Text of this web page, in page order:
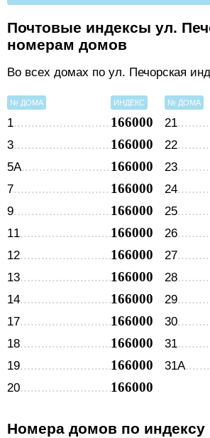
Почтовые индексы ул.
номерам домов
Во всех домах по ул. Печорская
№ ДОМА ИНДЕКС
1 166000
3 166000
5А 166000
7 166000
9 166000
11 166000
12 166000
13 166000
14 166000
17 166000
18 166000
19 166000
20 166000
№ ДОМА
21
22
23
24
25
26
27
28
29
30
31
31А
Номера домов по индексу